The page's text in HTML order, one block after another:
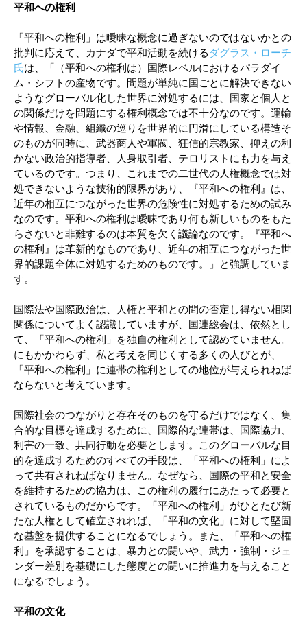
平和への権利
「平和への権利」は曖昧な概念に過ぎないのではないかとの
批判に応えて、カナダで平和活動を続ける ダグラス・ローチ
氏は、「（平和への権利は）国際レベルにおけるパラダイ
ム・シフトの産物です。問題が単純に国ごとに解決できない
ようなグローバル化した世界に対処するには、国家と個人と
の関係だけを問題にする権利概念では不十分なのです。運輸
や情報、金融、組織の巡りを世界的に円滑にしている構造そ
のものが同時に、武器商人や軍閥、狂信的宗教家、抑えの利
かない政治的指導者、人身取引者、テロリストにも力を与え
ているのです。つまり、これまでの二世代の人権概念では対
処できないような技術的限界があり、『平和への権利』は、
近年の相互につながった世界の危険性に対処するための試み
なのです。平和への権利は曖昧であり何も新しいものをもた
らさないと非難するのは本質を欠く議論なのです。『平和へ
の権利』は革新的なものであり、近年の相互につながった世
界的課題全体に対処するためのものです。」と強調していま
す。
国際法や国際政治は、人権と平和との間の否定し得ない相関
関係についてよく認識していますが、国連総会は、依然とし
て、「平和への権利」を独自の権利として認めていません。
にもかかわらず、私と考えを同じくする多くの人びとが、
「平和への権利」に連帯の権利としての地位が与えられねば
ならないと考えています。
国際社会のつながりと存在そのものを守るだけではなく、集
合的な目標を達成するために、国際的な連帯は、国際協力、
利害の一致、共同行動を必要とします。このグローバルな目
的を達成するためのすべての手段は、「平和への権利」によ
って共有されねばなりません。なぜなら、国際の平和と安全
を維持するための協力は、この権利の履行にあたって必要と
されているものだからです。「平和への権利」がひとたび新
たな人権として確立されれば、「平和の文化」に対して堅固
な基盤を提供することになるでしょう。また、「平和への権
利」を承認することは、暴力との闘いや、武力・強制・ジェ
ンダー差別を基礎にした態度との闘いに推進力を与えること
になるでしょう。
平和の文化